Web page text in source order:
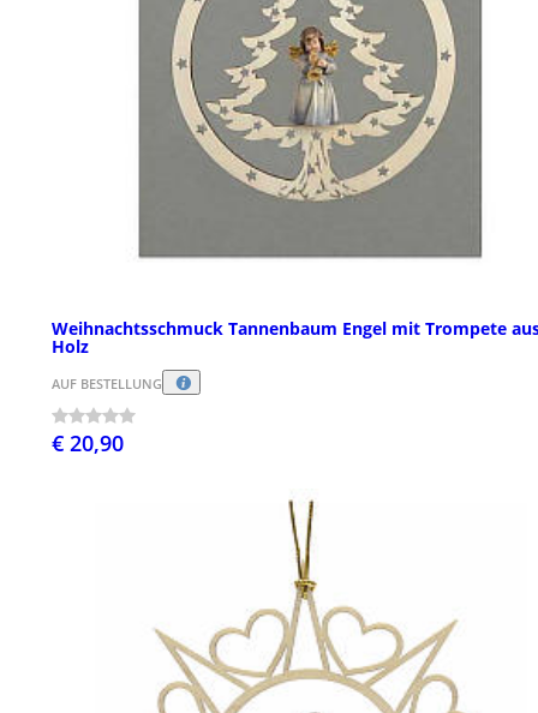
Weihnachtsschmuck Tannenbaum Engel mit Trompete
Holz
AUF BESTELLUNG
€ 20,90